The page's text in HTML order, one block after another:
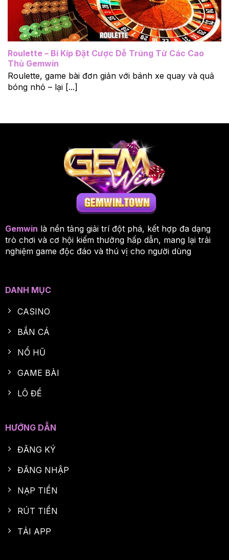
Roulette – Bí Kíp Đặt Cược Dễ Trúng Từ Các Cao
Thủ Gemwin
Roulette, game bài đơn giản với bánh xe quay và quả
bóng nhỏ – lại [...]
Gemwin là nền tảng giải trí đột phá, kết hợp đa dạng
trò chơi và cơ hội kiếm thưởng hấp dẫn, mang lại trải
nghiệm game độc đáo và thú vị cho người dùng
DANH MỤC
CASINO
BẮN CÁ
NỔ HŨ
GAME BÀI
LÔ ĐỀ
HƯỚNG DẪN
ĐĂNG KÝ
ĐĂNG NHẬP
NẠP TIỀN
RÚT TIỀN
TẢI APP